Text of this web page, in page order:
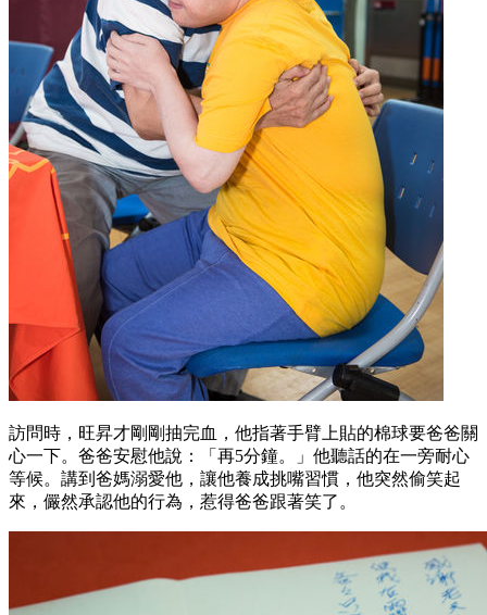
訪問時，旺昇才剛剛抽完血，他指著手臂上貼的棉球要爸爸關
心一下。爸爸安慰他說：「再5分鐘。」他聽話的在一旁耐心
等候。講到爸媽溺愛他，讓他養成挑嘴習慣，他突然偷笑起
來，儼然承認他的行為，惹得爸爸跟著笑了。